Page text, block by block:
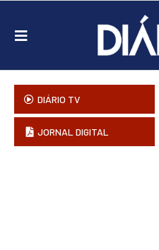
DIÁRIO TV
JORNAL DIGITAL